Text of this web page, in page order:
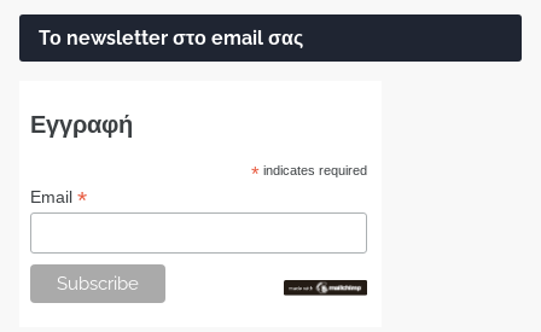
Το newsletter στο email σας
Εγγραφή
* indicates required
Email *